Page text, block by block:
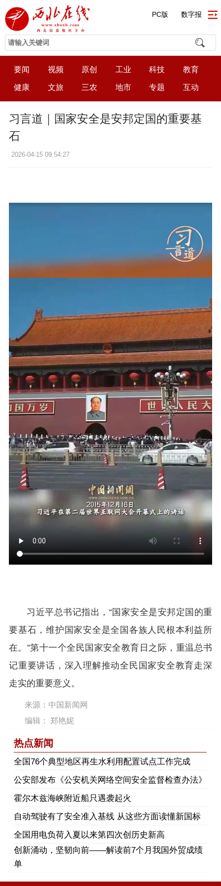
PC版 数字报
要闻 视频 原创 工业 科技 教育
健康 文旅 三农 地市 专题 互动
习言道｜国家安全是安邦定国的重要基
石
2026-04-15 09:54:27
习近平总书记指出，“国家安全是安邦定国的重
要基石，维护国家安全是全国各族人民根本利益所
在。”第十一个全民国家安全教育日之际，重温总书
记重要讲话，深入理解推动全民国家安全教育走深
走实的重要意义。
来源：中国新闻网
编辑： 郑艳妮
热点新闻
​全国76个典型地区再生水利用配置试点工作完成
公安部发布《公安机关网络空间安全监督检查办法》
霍尔木兹海峡附近船只遇袭起火
自动驾驶有了安全准入基线 从这些方面读懂新国标
全国用电负荷入夏以来第四次创历史新高
创新涌动，坚韧向前——解读前7个月我国外贸成绩
单